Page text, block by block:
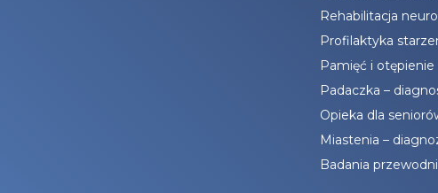
Rehabilitacja
Profilaktyka
Pamięć i
Padaczka –
Opieka dla
Miastenia –
Badania